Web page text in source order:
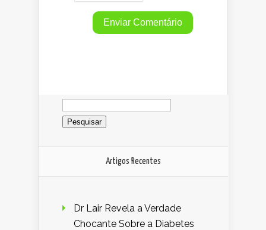
Pesquisar
por:
Artigos Recentes
Dr Lair Revela a Verdade
Chocante Sobre a Diabetes